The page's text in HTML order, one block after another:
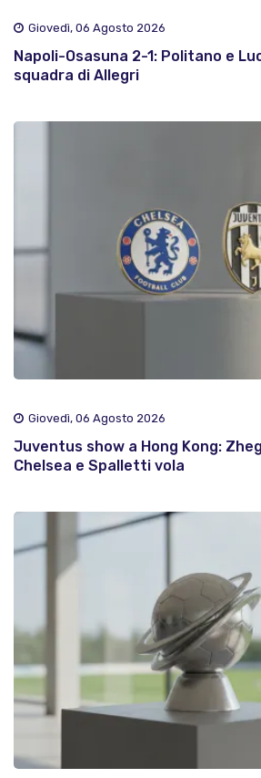
Giovedì, 06 Agosto 2026
Napoli-Osasuna 2-1: Politano e
squadra di Allegri
Giovedì, 06 Agosto 2026
Juventus show a Hong Kong:
Chelsea e Spalletti vola